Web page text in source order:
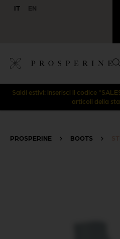
IT EN
Saldi estivi: inserisci il codice
articoli della
PROSPERINE BOOTS